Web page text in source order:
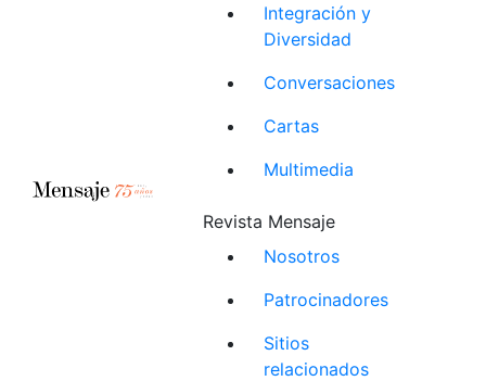
Integración y
Diversidad
Conversaciones
Cartas
Multimedia
Revista Mensaje
Nosotros
Patrocinadores
Sitios
relacionados